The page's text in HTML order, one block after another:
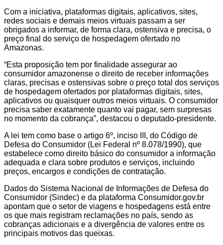
Com a iniciativa, plataformas digitais, aplicativos, sites,
redes sociais e demais meios virtuais passam a ser
obrigados a informar, de forma clara, ostensiva e precisa, o
preço final do serviço de hospedagem ofertado no
Amazonas.
“Esta proposição tem por finalidade assegurar ao
consumidor amazonense o direito de receber informações
claras, precisas e ostensivas sobre o preço total dos serviços
de hospedagem ofertados por plataformas digitais, sites,
aplicativos ou quaisquer outros meios virtuais. O consumidor
precisa saber exatamente quanto vai pagar, sem surpresas
no momento da cobrança”, destacou o deputado-presidente.
A lei tem como base o artigo 6º, inciso III, do Código de
Defesa do Consumidor (Lei Federal nº 8.078/1990), que
estabelece como direito básico do consumidor a informação
adequada e clara sobre produtos e serviços, incluindo
preços, encargos e condições de contratação.
Dados do Sistema Nacional de Informações de Defesa do
Consumidor (Sindec) e da plataforma Consumidor.gov.br
apontam que o setor de viagens e hospedagens está entre
os que mais registram reclamações no país, sendo as
cobranças adicionais e a divergência de valores entre os
principais motivos das queixas.